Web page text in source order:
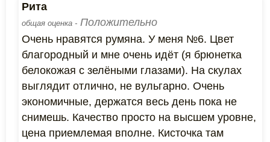
Рита
общая оценка - Положительно
Очень нравятся румяна. У меня №6. Цвет
благородный и мне очень идёт (я брюнетка
белокожая с зелёными глазами). На скулах
выглядит отлично, не вульгарно. Очень
экономичные, держатся весь день пока не
снимешь. Качество просто на высшем уровне,
цена приемлемая вполне. Кисточка там